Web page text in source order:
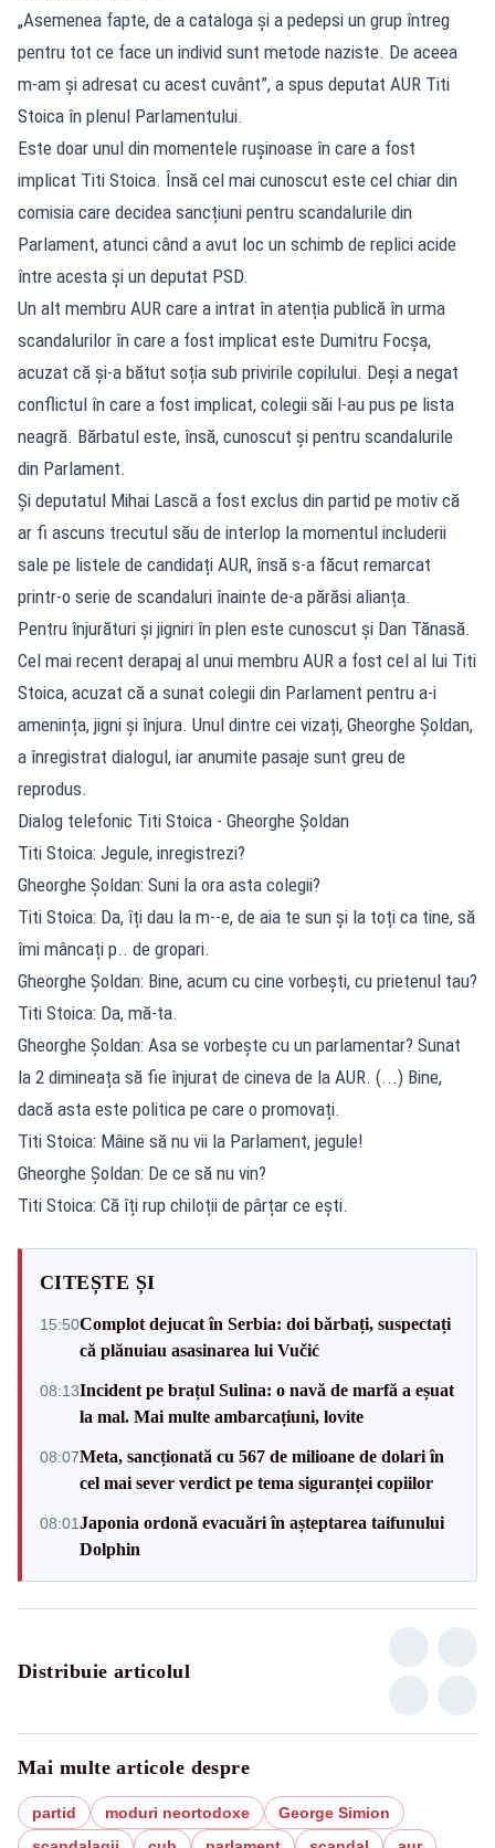
„Asemenea fapte, de a cataloga și a pedepsi un grup întreg
pentru tot ce face un individ sunt metode naziste. De aceea
m-am și adresat cu acest cuvânt”, a spus deputat AUR Titi
Stoica în plenul Parlamentului.
Este doar unul din momentele rușinoase în care a fost
implicat Titi Stoica. Însă cel mai cunoscut este cel chiar din
comisia care decidea sancțiuni pentru scandalurile din
Parlament, atunci când a avut loc un schimb de replici acide
între acesta și un deputat PSD.
Un alt membru AUR care a intrat în atenția publică în urma
scandalurilor în care a fost implicat este Dumitru Focșa,
acuzat că și-a bătut soția sub privirile copilului. Deși a negat
conflictul în care a fost implicat, colegii săi l-au pus pe lista
neagră. Bărbatul este, însă, cunoscut și pentru scandalurile
din Parlament.
Și deputatul Mihai Lască a fost exclus din partid pe motiv că
ar fi ascuns trecutul său de interlop la momentul includerii
sale pe listele de candidați AUR, însă s-a făcut remarcat
printr-o serie de scandaluri înainte de-a părăsi alianța.
Pentru înjurături și jigniri în plen este cunoscut și Dan Tănasă.
Cel mai recent derapaj al unui membru AUR a fost cel al lui Titi
Stoica, acuzat că a sunat colegii din Parlament pentru a-i
amenința, jigni și înjura. Unul dintre cei vizați, Gheorghe Șoldan,
a înregistrat dialogul, iar anumite pasaje sunt greu de
reprodus.
Dialog telefonic Titi Stoica - Gheorghe Șoldan
Titi Stoica: Jegule, inregistrezi?
Gheorghe Șoldan: Suni la ora asta colegii?
Titi Stoica: Da, îți dau la m--e, de aia te sun și la toți ca tine, să
îmi mâncați p.. de gropari.
Gheorghe Șoldan: Bine, acum cu cine vorbești, cu prietenul tau?
Titi Stoica: Da, mă-ta.
Gheorghe Șoldan: Asa se vorbește cu un parlamentar? Sunat
la 2 dimineața să fie înjurat de cineva de la AUR. (...) Bine,
dacă asta este politica pe care o promovați.
Titi Stoica: Mâine să nu vii la Parlament, jegule!
Gheorghe Șoldan: De ce să nu vin?
Titi Stoica: Că îți rup chiloții de pârțar ce ești.
CITEȘTE ȘI
15:50Complot dejucat în Serbia: doi bărbați, suspectați
că plănuiau asasinarea lui Vučić
08:13Incident pe brațul Sulina: o navă de marfă a eșuat
la mal. Mai multe ambarcațiuni, lovite
08:07Meta, sancționată cu 567 de milioane de dolari în
cel mai sever verdict pe tema siguranței copiilor
08:01Japonia ordonă evacuări în așteptarea taifunului
Dolphin
Distribuie articolul
Mai multe articole despre
partid moduri neortodoxe
George Simion